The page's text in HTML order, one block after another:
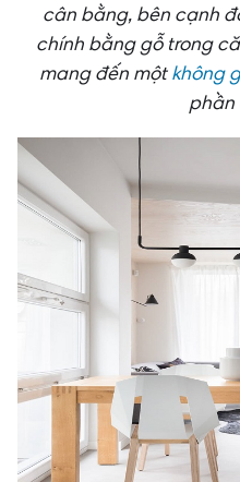
cân bằng, bên cạnh
chính bằng gỗ trong
mang đến mộtkhông
phần